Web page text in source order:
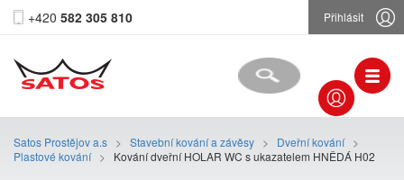
+420 582 305 810 Přihlásit
Satos Prostějov a.s > Stavební kování a závěsy > Dveřní kování >
Plastové kování > Kování dveřní HOLAR WC s ukazatelem HNĚDÁ H02